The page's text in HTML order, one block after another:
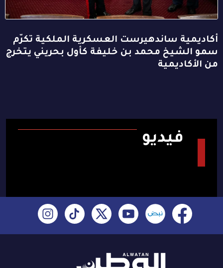
أكاديمية ساندهيرست العسكرية الملكية تكرّم
سمو الشيخ محمد بن خليفة كأول بحريني يتخرج
من الأكاديمية
فيديو